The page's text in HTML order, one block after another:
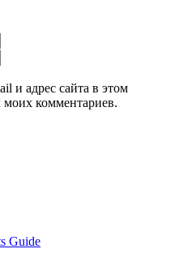
и адрес сайта в этом
моих комментариев.
Guide